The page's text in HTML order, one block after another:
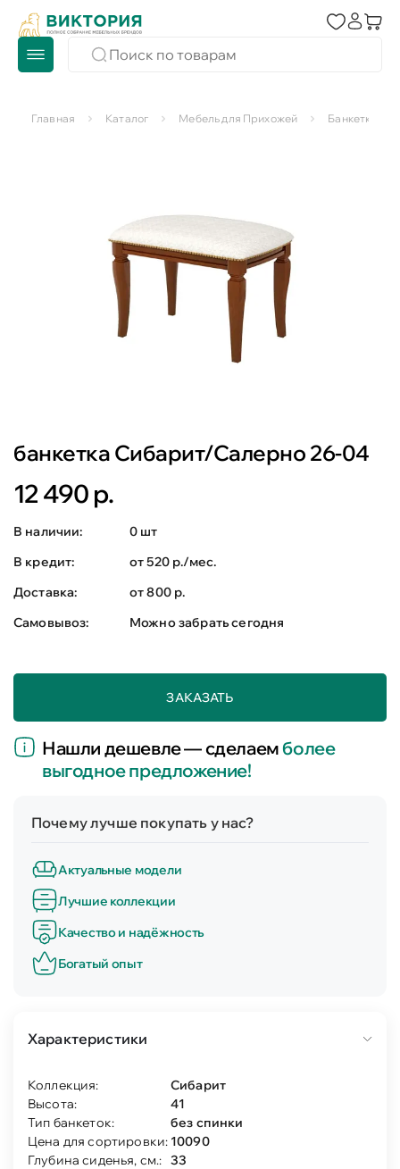
Главная Каталог Мебель для Прихожей Банкетки
банкетка Сибарит/Салерно 26-04
12 490 р.
В наличии:
0 шт
В кредит:
от 520 р./мес.
Доставка:
от 800 р.
Самовывоз:
Можно забрать сегодня
ЗАКАЗАТЬ
Нашли дешевле — сделаемболее
выгодное предложение!
Почему лучше покупать у нас?
Актуальные модели
Лучшие коллекции
Качество и надёжность
Богатый опыт
Характеристики
Коллекция:
Сибарит
Высота:
41
Тип банкеток:
без спинки
Цена для сортировки: 10090
Глубина сиденья, см.: 33